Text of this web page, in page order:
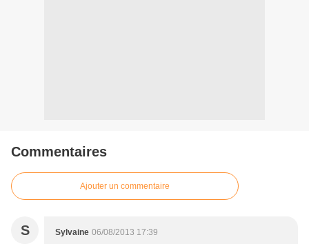
Commentaires
Ajouter un commentaire
S Sylvaine 06/08/2013 17:39